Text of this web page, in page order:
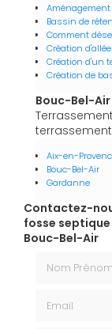
Bassin de
Comment
Création
Création d'un
Création de
Bouc-Bel-Air
Aix-en-
Bouc-Bel-Air
Gardanne
Contactez-
fosse
Bouc-Bel-Air